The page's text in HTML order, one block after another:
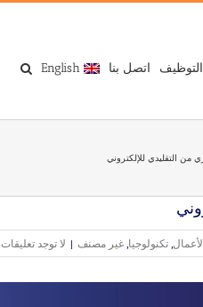
التوظيف اتصل بنا English
من التقليدي للإلكتروني
, تكنولوجيا, غير مصنف | لا توجد تعليقات